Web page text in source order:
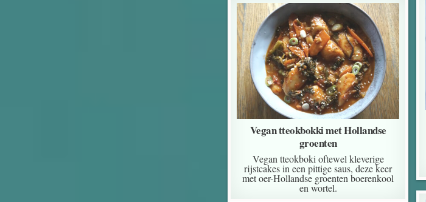
Vegan tteokbokki met Hollandse
groenten
Vegan tteokboki oftewel kleverige
rijstcakes in een pittige saus, deze keer
met oer-Hollandse groenten boerenkool
en wortel.